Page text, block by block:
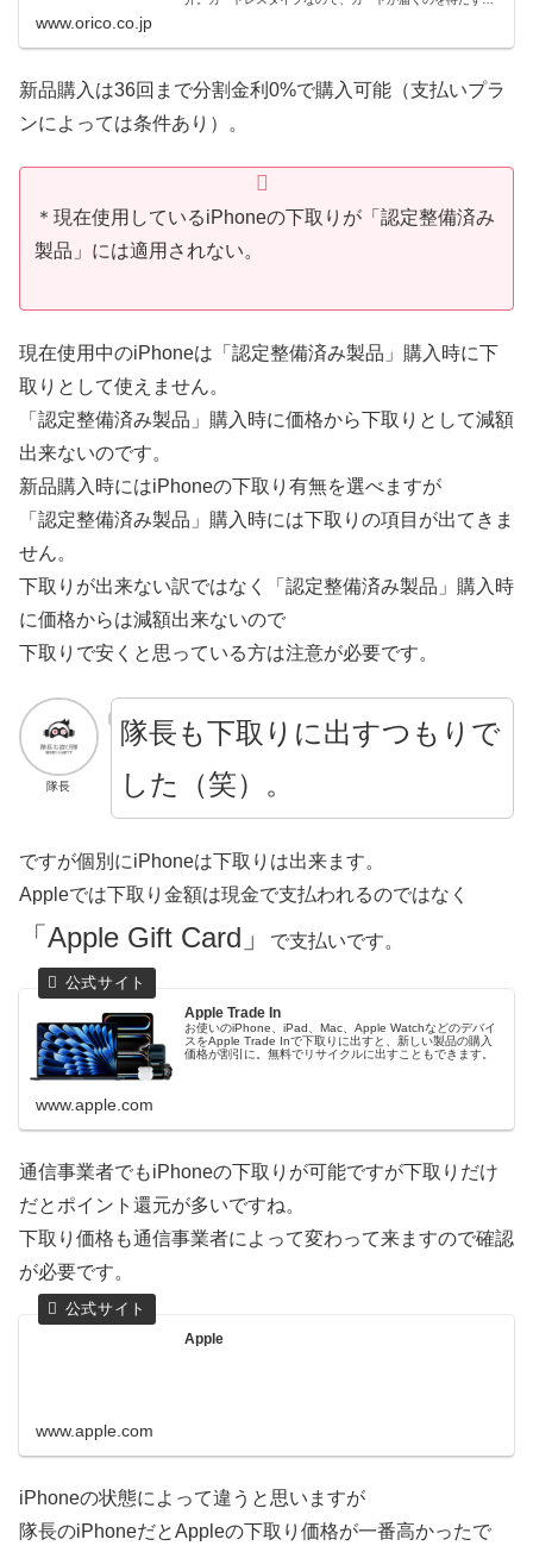
www.orico.co.jp
新品購入は36回まで分割金利0%で購入可能（支払いプラ
ンによっては条件あり）。
＊現在使用しているiPhoneの下取りが「認定整備済み
製品」には適用されない。
現在使用中のiPhoneは「認定整備済み製品」購入時に下
取りとして使えません。
「認定整備済み製品」購入時に価格から下取りとして減額
出来ないのです。
新品購入時にはiPhoneの下取り有無を選べますが
「認定整備済み製品」購入時には下取りの項目が出てきま
せん。
下取りが出来ない訳ではなく「認定整備済み製品」購入時
に価格からは減額出来ないので
下取りで安くと思っている方は注意が必要です。
隊長
隊長も下取りに出すつもりで
した（笑）。
ですが個別にiPhoneは下取りは出来ます。
Appleでは下取り金額は現金で支払われるのではなく
「Apple Gift Card」 で支払いです。
Apple Trade In
お使いのiPhone、iPad、Mac、Apple Watchなどのデバイ
スをApple Trade Inで下取りに出すと、新しい製品の購入
価格が割引に。無料でリサイクルに出すこともできます。
www.apple.com
通信事業者でもiPhoneの下取りが可能ですが下取りだけ
だとポイント還元が多いですね。
下取り価格も通信事業者によって変わって来ますので確認
が必要です。
Apple
www.apple.com
iPhoneの状態によって違うと思いますが
隊長のiPhoneだとAppleの下取り価格が一番高かったで